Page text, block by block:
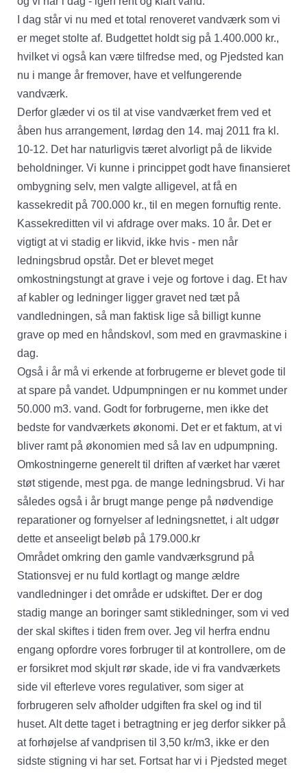
I dag står vi nu med et total renoveret vandværk som vi
er meget stolte af. Budgettet holdt sig på 1.400.000 kr.,
hvilket vi også kan være tilfredse med, og Pjedsted kan
nu i mange år fremover, have et velfungerende
vandværk.
Derfor glæder vi os til at vise vandværket frem ved et
åben hus arrangement, lørdag den 14. maj 2011 fra kl.
10-12. Det har naturligvis tæret alvorligt på de likvide
beholdninger. Vi kunne i princippet godt have finansieret
ombygning selv, men valgte alligevel, at få en
kassekredit på 700.000 kr., til en megen fornuftig rente.
Kassekreditten vil vi afdrage over maks. 10 år. Det er
vigtigt at vi stadig er likvid, ikke hvis - men når
ledningsbrud opstår. Det er blevet meget
omkostningstungt at grave i veje og fortove i dag. Et hav
af kabler og ledninger ligger gravet ned tæt på
vandledningen, så man faktisk lige så billigt kunne
grave op med en håndskovl, som med en gravmaskine i
dag.
Også i år må vi erkende at forbrugerne er blevet gode til
at spare på vandet. Udpumpningen er nu kommet under
50.000 m3. vand. Godt for forbrugerne, men ikke det
bedste for vandværkets økonomi. Det er et faktum, at vi
bliver ramt på økonomien med så lav en udpumpning.
Omkostningerne generelt til driften af værket har været
støt stigende, mest pga. de mange ledningsbrud. Vi har
således også i år brugt mange penge på nødvendige
reparationer og fornyelser af ledningsnettet, i alt udgør
dette et anseeligt beløb på 179.000.kr
Området omkring den gamle vandværksgrund på
Stationsvej er nu fuld kortlagt og mange ældre
vandledninger i det område er udskiftet. Der er dog
stadig mange an boringer samt stikledninger, som vi ved
der skal skiftes i tiden frem over. Jeg vil herfra endnu
engang opfordre vores forbruger til at kontrollere, om de
er forsikret mod skjult rør skade, ide vi fra vandværkets
side vil efterleve vores regulativer, som siger at
forbrugeren selv afholder udgiften fra skel og ind til
huset. Alt dette taget i betragtning er jeg derfor sikker på
at forhøjelse af vandprisen til 3,50 kr/m3, ikke er den
sidste stigning vi har set. Fortsat har vi i Pjedsted meget